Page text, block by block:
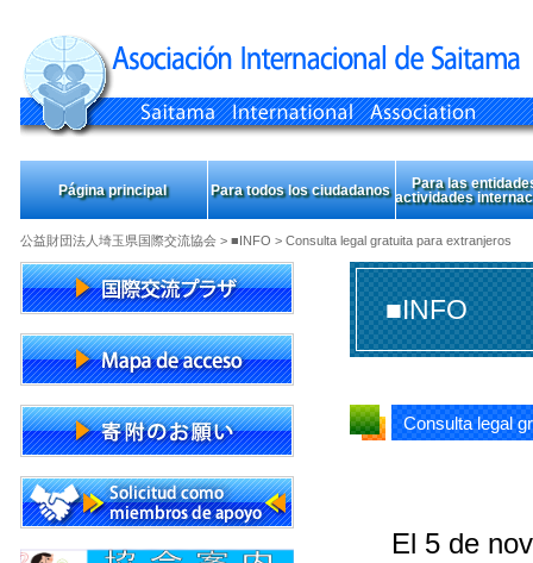
Página principal Para todos los ciudadanos
Para las
actividades
公益財団法人埼玉県国際交流協会> ■INFO > Consulta legal gratuita para extranjeros
■INFO
Consulta legal
El 5 de